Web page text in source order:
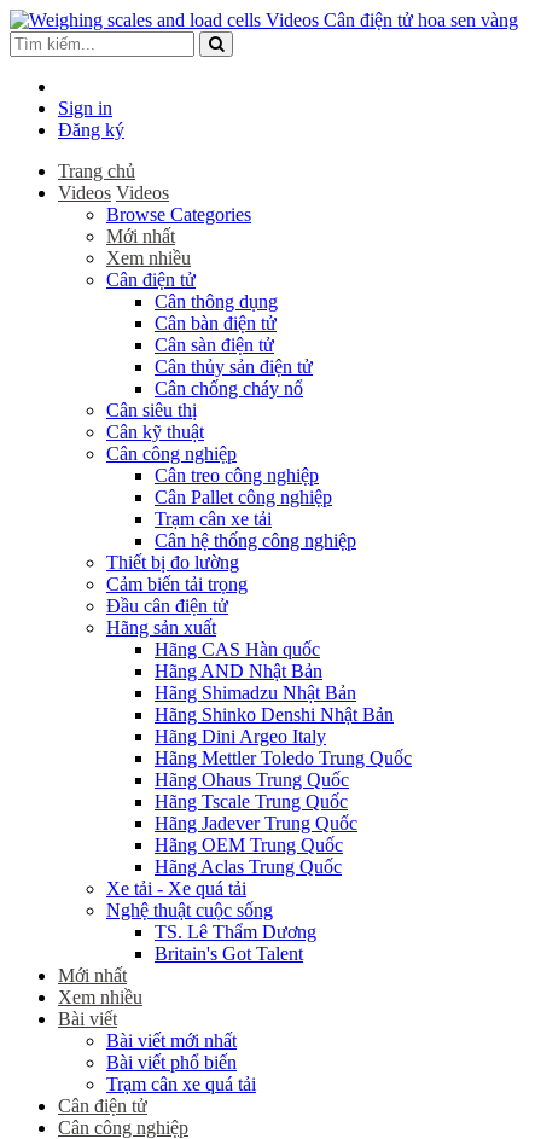
Sign in
Đăng ký
Trang chủ
Videos Videos
Browse Categories
Mới nhất
Xem nhiều
Cân điện tử
Cân thông dụng
Cân bàn điện tử
Cân sàn điện tử
Cân thủy sản điện tử
Cân chống cháy nổ
Cân siêu thị
Cân kỹ thuật
Cân công nghiệp
Cân treo công nghiệp
Cân Pallet công nghiệp
Trạm cân xe tải
Cân hệ thống công nghiệp
Thiết bị đo lường
Cảm biến tải trọng
Đầu cân điện tử
Hãng sản xuất
Hãng CAS Hàn quốc
Hãng AND Nhật Bản
Hãng Shimadzu Nhật Bản
Hãng Shinko Denshi Nhật Bản
Hãng Dini Argeo Italy
Hãng Mettler Toledo Trung Quốc
Hãng Ohaus Trung Quốc
Hãng Tscale Trung Quốc
Hãng Jadever Trung Quốc
Hãng OEM Trung Quốc
Hãng Aclas Trung Quốc
Xe tải - Xe quá tải
Nghệ thuật cuộc sống
TS. Lê Thẩm Dương
Britain's Got Talent
Mới nhất
Xem nhiều
Bài viết
Bài viết mới nhất
Bài viết phổ biến
Trạm cân xe quá tải
Cân điện tử
Cân công nghiệp